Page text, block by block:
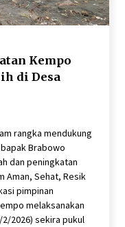
Kempo
di Desa
rangka mendukung
Brabowo
dan peningkatan
Aman, Sehat, Resik
pimpinan
melaksanakan
2026) sekira pukul